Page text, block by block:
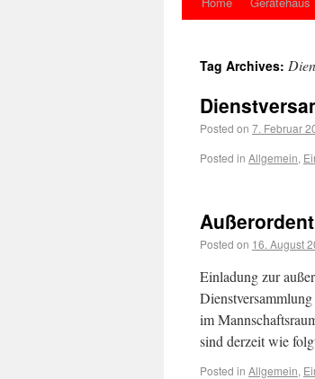
Tag Archives:
Posted on 7. Februar
Posted in Allgemein,
Posted on 16. August
Einladung zur
im
sind derzeit wie
Posted in Allgemein,